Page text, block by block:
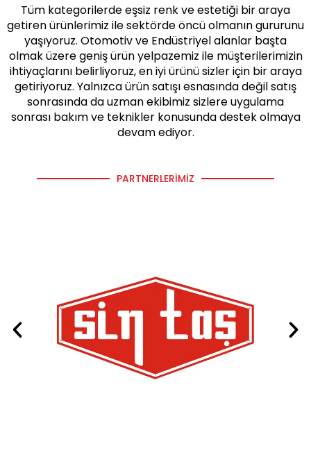
Tüm kategorilerde eşsiz renk ve estetiği bir araya
getiren ürünlerimiz ile sektörde öncü olmanın gururunu
yaşıyoruz. Otomotiv ve Endüstriyel alanlar başta
olmak üzere geniş ürün yelpazemiz ile müşterilerimizin
ihtiyaçlarını belirliyoruz, en iyi ürünü sizler için bir araya
getiriyoruz. Yalnızca ürün satışı esnasında değil satış
sonrasında da uzman ekibimiz sizlere uygulama
sonrası bakım ve teknikler konusunda destek olmaya
devam ediyor.
PARTNERLERIMIZ